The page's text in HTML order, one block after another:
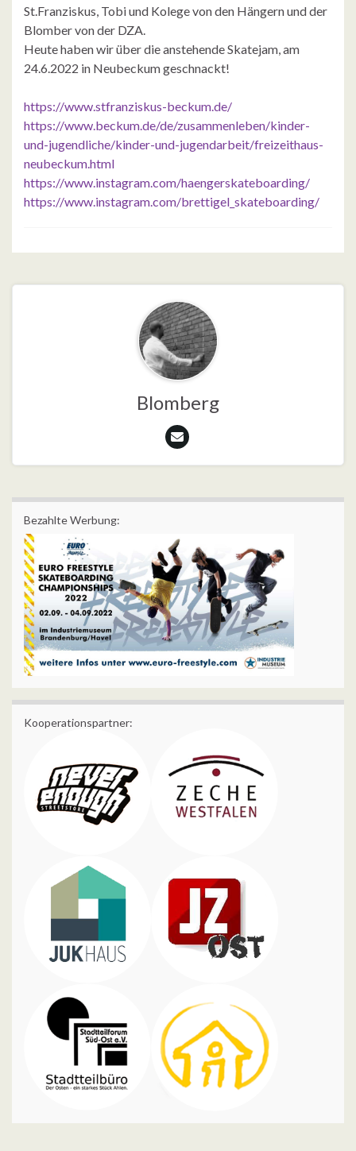
St.Franziskus, Tobi und Kolege von den Hängern und der
Blomber von der DZA.
Heute haben wir über die anstehende Skatejam, am
24.6.2022 in Neubeckum geschnackt!
https://www.stfranziskus-beckum.de/
https://www.beckum.de/de/zusammenleben/kinder-
und-jugendliche/kinder-und-jugendarbeit/freizeithaus-
neubeckum.html
https://www.instagram.com/haengerskateboarding/
https://www.instagram.com/brettigel_skateboarding/
Blomberg
Bezahlte Werbung:
Kooperationspartner: